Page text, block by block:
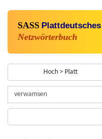
SASS Plattdeutsches
Netzwörterbuch
Hoch > Platt